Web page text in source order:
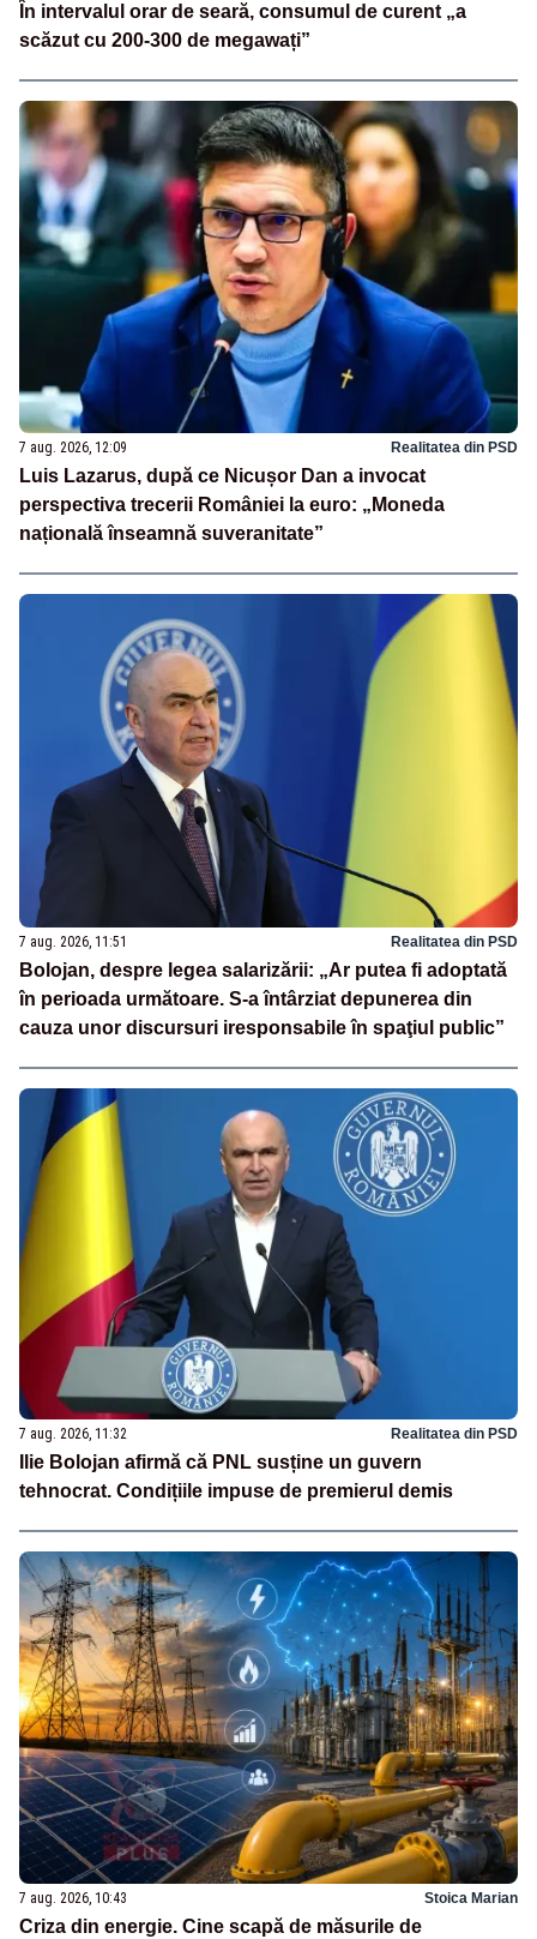
În intervalul orar de seară, consumul de curent „a
scăzut cu 200-300 de megawați”
7 aug. 2026, 12:09 Realitatea din PSD
Luis Lazarus, după ce Nicușor Dan a invocat
perspectiva trecerii României la euro: „Moneda
națională înseamnă suveranitate”
7 aug. 2026, 11:51 Realitatea din PSD
Bolojan, despre legea salarizării: „Ar putea fi adoptată
în perioada următoare. S-a întârziat depunerea din
cauza unor discursuri iresponsabile în spaţiul public”
7 aug. 2026, 11:32 Realitatea din PSD
Ilie Bolojan afirmă că PNL susține un guvern
tehnocrat. Condițiile impuse de premierul demis
7 aug. 2026, 10:43 Stoica Marian
Criza din energie. Cine scapă de măsurile de